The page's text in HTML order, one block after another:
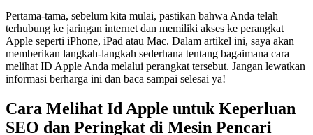
Pertama-tama, sebelum kita mulai, pastikan bahwa Anda telah
terhubung ke jaringan internet dan memiliki akses ke perangkat
Apple seperti iPhone, iPad atau Mac. Dalam artikel ini, saya akan
memberikan langkah-langkah sederhana tentang bagaimana cara
melihat ID Apple Anda melalui perangkat tersebut. Jangan lewatkan
informasi berharga ini dan baca sampai selesai ya!
Cara Melihat Id Apple untuk Keperluan
SEO dan Peringkat di Mesin Pencari